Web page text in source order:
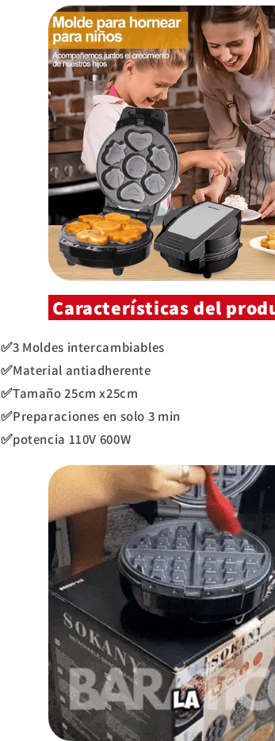
Características del
✅3 Moldes intercambiables ⁣
✅Material antiadherente⁣
✅Tamaño 25cm x25cm⁣
✅Preparaciones en solo 3 min⁣
✅potencia 110V 600W⁣